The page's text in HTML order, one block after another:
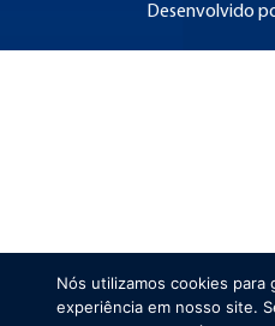
Desenvolvido
Nós utilizamos cookies
experiência em nosso site.